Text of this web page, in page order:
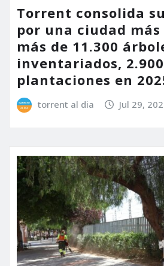
Torrent consolida
por una ciudad más
más de 11.300
inventariados,
plantaciones en
torrent al dia Jul 29,